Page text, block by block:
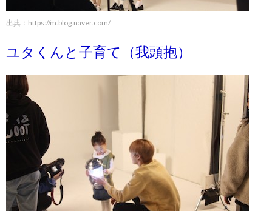
出典： https://m.blog.naver.com/
ユタくんと子育て（我頭抱）